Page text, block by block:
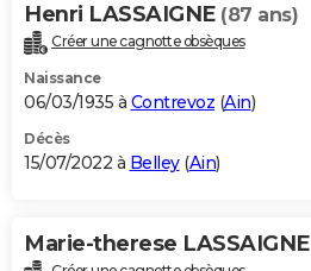
Henri LASSAIGNE (87 ans)
Créer une cagnotte obsèques
Naissance
06/03/1935 à Contrevoz (Ain)
Décès
15/07/2022 à Belley(Ain)
Marie-therese LASSAIGNE